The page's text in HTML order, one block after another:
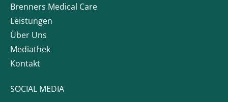
Brenners Medical Care
Leistungen
Über Uns
Mediathek
Kontakt
SOCIAL MEDIA